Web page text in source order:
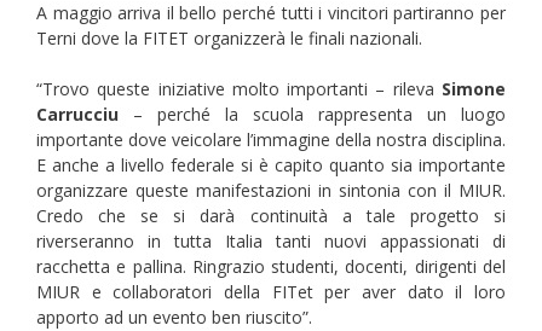
A maggio arriva il bello perché tutti i vincitori partiranno per
Terni dove la FITET organizzerà le finali nazionali.
“Trovo queste iniziative molto importanti – rileva Simone
Carrucciu – perché la scuola rappresenta un luogo
importante dove veicolare l’immagine della nostra disciplina.
E anche a livello federale si è capito quanto sia importante
organizzare queste manifestazioni in sintonia con il MIUR.
Credo che se si darà continuità a tale progetto si
riverseranno in tutta Italia tanti nuovi appassionati di
racchetta e pallina. Ringrazio studenti, docenti, dirigenti del
MIUR e collaboratori della FITet per aver dato il loro
apporto ad un evento ben riuscito”.